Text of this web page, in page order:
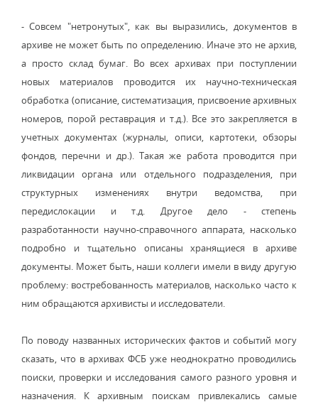
- Совсем "нетронутых", как вы выразились, документов в
архиве не может быть по определению. Иначе это не архив,
а просто склад бумаг. Во всех архивах при поступлении
новых материалов проводится их научно-техническая
обработка (описание, систематизация, присвоение архивных
номеров, порой реставрация и т.д.). Все это закрепляется в
учетных документах (журналы, описи, картотеки, обзоры
фондов, перечни и др.). Такая же работа проводится при
ликвидации органа или отдельного подразделения, при
структурных изменениях внутри ведомства, при
передислокации и т.д. Другое дело - степень
разработанности научно-справочного аппарата, насколько
подробно и тщательно описаны хранящиеся в архиве
документы. Может быть, наши коллеги имели в виду другую
проблему: востребованность материалов, насколько часто к
ним обращаются архивисты и исследователи.
По поводу названных исторических фактов и событий могу
сказать, что в архивах ФСБ уже неоднократно проводились
поиски, проверки и исследования самого разного уровня и
назначения. К архивным поискам привлекались самые